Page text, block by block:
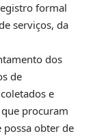
formal
serviços, da
dos
de
e
procuram
possa obter de